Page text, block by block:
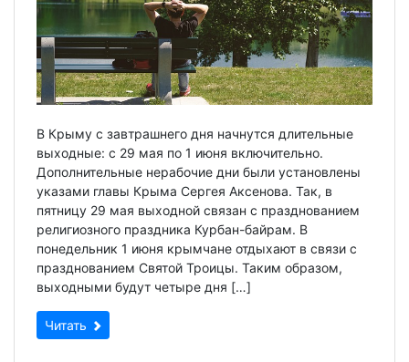
В Крыму с завтрашнего дня начнутся длительные
выходные: с 29 мая по 1 июня включительно.
Дополнительные нерабочие дни были установлены
указами главы Крыма Сергея Аксенова. Так, в
пятницу 29 мая выходной связан с празднованием
религиозного праздника Курбан-байрам. В
понедельник 1 июня крымчане отдыхают в связи с
празднованием Святой Троицы. Таким образом,
выходными будут четыре дня […]
Читать